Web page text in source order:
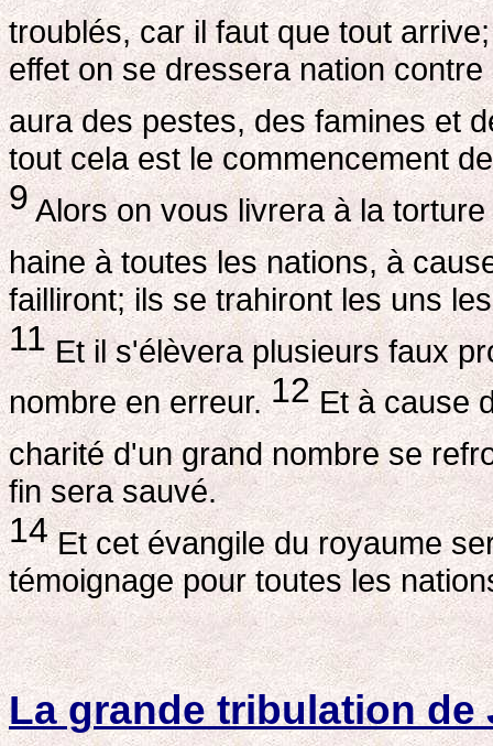
troublés, car il faut que tout
effet on se dressera nation
aura des pestes, des famines et
tout cela est le commencement
9Alors on vous livrera à la
haine à toutes les nations, à
failliront; ils se trahiront les uns
11Et il s'élèvera plusieurs faux
nombre en erreur.12Et à cause
charité d'un grand nombre se
fin sera sauvé.
14Et cet évangile du royaume
témoignage pour toutes les
La grande tribulation de